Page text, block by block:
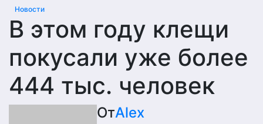
Новости
В этом году клещи
покусали уже более
444 тыс. человек
ОтAlex